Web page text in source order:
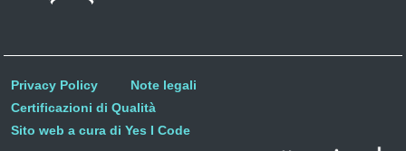
Privacy Policy
Note legali
Certificazioni di Qualità
Sito web a cura di Yes I Code